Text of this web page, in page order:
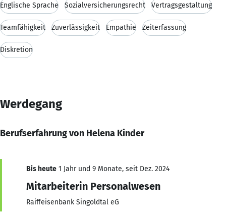
Englische Sprache Sozialversicherungsrecht Vertragsgestaltung
Teamfähigkeit Zuverlässigkeit Empathie Zeiterfassung
Diskretion
Werdegang
Berufserfahrung von Helena Kinder
Bis heute 1 Jahr und 9 Monate, seit Dez. 2024
Mitarbeiterin Personalwesen
Raiffeisenbank Singoldtal eG